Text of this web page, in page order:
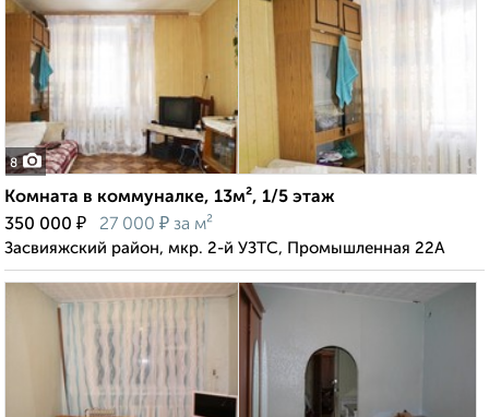
8
Комната в коммуналке, 13м², 1/5 этаж
350 000 ₽ 27 000 ₽ за м²
Засвияжский район, мкр. 2-й УЗТС, Промышленная 22А